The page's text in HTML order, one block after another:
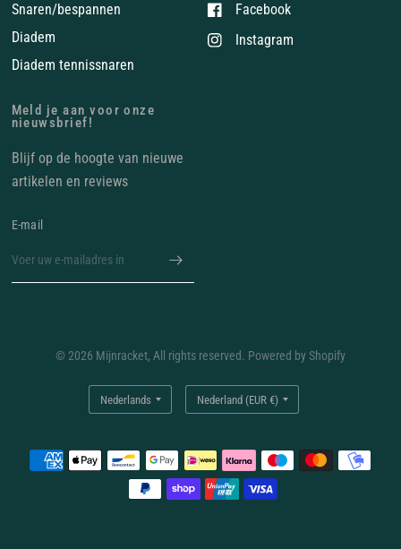
Snaren/bespannen
Diadem
Diadem tennissnaren
Facebook
Instagram
Meld je aan voor onze
nieuwsbrief!
Blijf op de hoogte van nieuwe
artikelen en reviews
E‑mail
© 2026 Mijnracket, All rights reserved. Powered by Shopify
Land/regio
bijwerken
Land/regio
bijwerken